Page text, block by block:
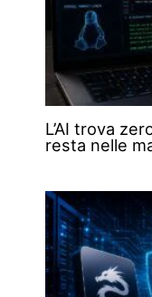
L’AI trova
resta nelle